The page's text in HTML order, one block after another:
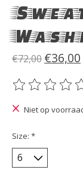
€72,00 €36,00
De
Niet op
Size: *